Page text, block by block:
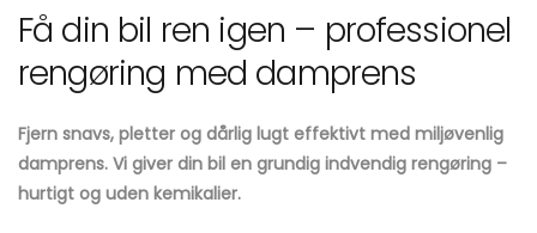
Få din bil ren igen – professionel
rengøring med damprens
Fjern snavs, pletter og dårlig lugt effektivt med miljøvenlig
damprens. Vi giver din bil en grundig indvendig rengøring –
hurtigt og uden kemikalier.